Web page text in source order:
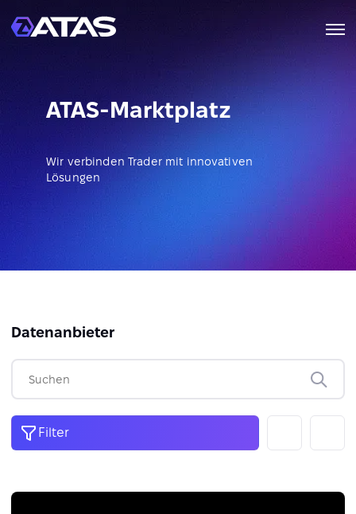
ATAS-Marktplatz
Wir verbinden Trader mit innovativen
Lösungen
Datenanbieter
Filter